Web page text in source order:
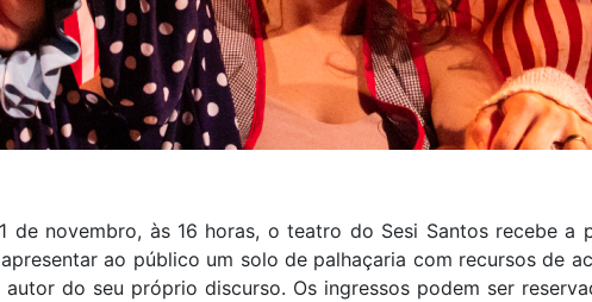
de novembro, às 16 horas, o teatro do Sesi Santos recebe a
ao público um solo de palhaçaria com recursos de
do seu próprio discurso. Os ingressos podem ser